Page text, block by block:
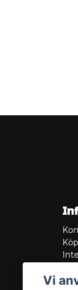
Vi